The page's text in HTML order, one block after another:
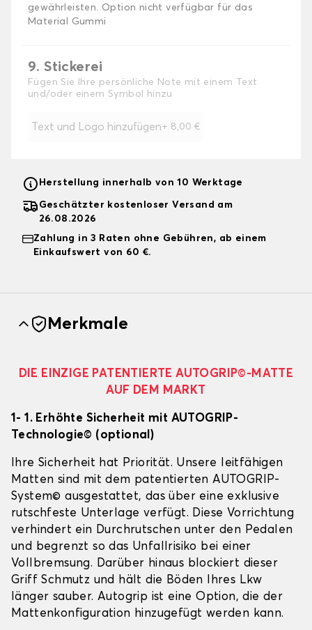
gewährleisten. Option nicht verfügbar für das
Material Gummi
9. Stickerei
Fügen Sie Ihre persönliche Note mit einem Text
und/oder einem Symbol hinzu
Text und Logo hinzufügen+ 8,00 €
Herstellung innerhalb von 10 Werktage
Geschätzter kostenloser Versand am
26.08.2026
Zahlung in 3 Raten ohne Gebühren, ab einem
Einkaufswert von 60 €.
Merkmale
DIE EINZIGE PATENTIERTE AUTOGRIP©-MATTE
AUF DEM MARKT
1- 1. Erhöhte Sicherheit mit AUTOGRIP-
Technologie© (optional)
Ihre Sicherheit hat Priorität. Unsere leitfähigen
Matten sind mit dem patentierten AUTOGRIP-
System© ausgestattet, das über eine exklusive
rutschfeste Unterlage verfügt. Diese Vorrichtung
verhindert ein Durchrutschen unter den Pedalen
und begrenzt so das Unfallrisiko bei einer
Vollbremsung. Darüber hinaus blockiert dieser
Griff Schmutz und hält die Böden Ihres Lkw
länger sauber. Autogrip ist eine Option, die der
Mattenkonfiguration hinzugefügt werden kann.